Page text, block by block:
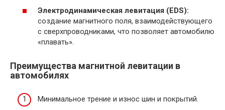
Электродинамическая левитация (EDS):
создание магнитного поля, взаимодействующего
с сверхпроводниками, что позволяет автомобилю
«плавать».
Преимущества магнитной левитации в
автомобилях
Минимальное трение и износ шин и покрытий.